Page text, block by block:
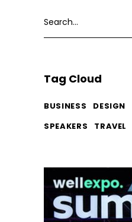
for:
Tag Cloud
BUSINESS DESIGN
SPEAKERS
TRAVEL